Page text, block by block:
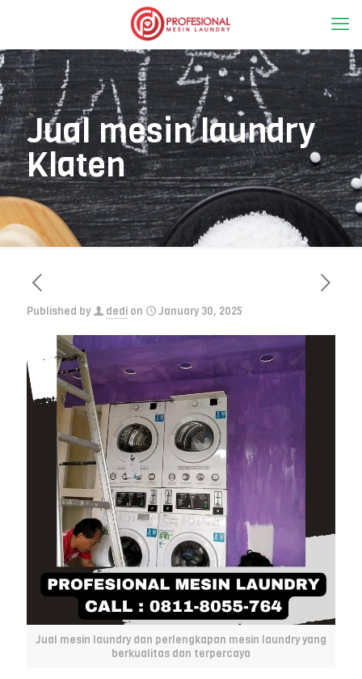
Jual mesin laundry
Klaten
Published by dedi on January 30, 2025
Jual mesin laundry dan perlengkapan mesin laundry yang
berkualitas dan terpercaya